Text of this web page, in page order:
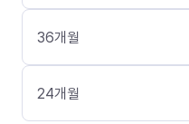
36개월
24개월